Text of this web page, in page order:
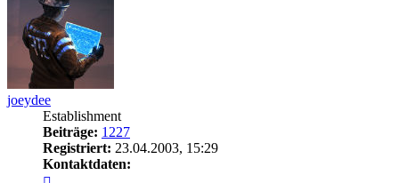
joeydee
Establishment
Beiträge: 1227
Registriert: 23.04.2003, 15:29
Kontaktdaten: